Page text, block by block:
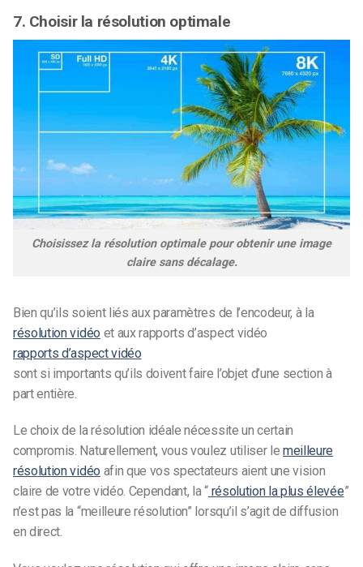
7. Choisir la résolution optimale
Choisissez la résolution optimale pour obtenir une image
claire sans décalage.
Bien qu’ils soient liés aux paramètres de l’encodeur, à la
résolution vidéo et aux rapports d’aspect vidéo
rapports d’aspect vidéo
sont si importants qu’ils doivent faire l’objet d’une section à
part entière.
Le choix de la résolution idéale nécessite un certain
compromis. Naturellement, vous voulez utiliser le meilleure
résolution vidéo afin que vos spectateurs aient une vision
claire de votre vidéo. Cependant, la “résolution la plus élevée”
n’est pas la “meilleure résolution” lorsqu’il s’agit de diffusion
en direct.